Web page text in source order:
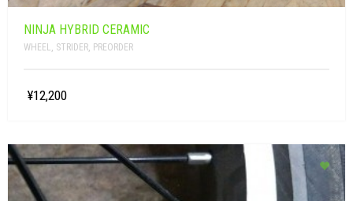
NINJA HYBRID CERAMIC
WHEEL STRIDER PREORDER
¥12,200